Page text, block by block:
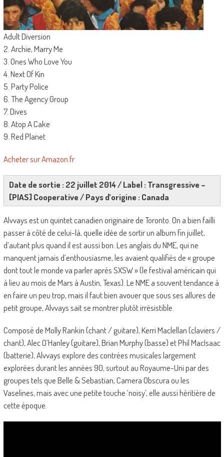
Adult Diversion
2. Archie, Marry Me
3. Ones Who Love You
4. Next Of Kin
5. Party Police
6. The Agency Group
7. Dives
8. Atop A Cake
9. Red Planet
Acheter sur Amazon.fr
Date de sortie : 22 juillet 2014 / Label : Transgressive –
[PIAS] Cooperative / Pays d’origine : Canada
Alvvays est un quintet canadien originaire de Toronto. On a bien failli
passer à côté de celui-là, quelle idée de sortir un album fin juillet,
d’autant plus quand il est aussi bon. Les anglais du NME, qui ne
manquent jamais d’enthousiasme, les avaient qualifiés de « groupe
dont tout le monde va parler après SXSW » (le festival américain qui
à lieu au mois de Mars à Austin, Texas). Le NME a souvent tendance à
en faire un peu trop, mais il faut bien avouer que sous ses allures de
petit groupe, Alvvays sait se montrer plutôt irrésistible.
Composé de Molly Rankin (chant / guitare), Kerri Maclellan (claviers /
chant), Alec O’Hanley (guitare), Brian Murphy (basse) et Phil MacIsaac
(batterie), Alvvays explore des contrées musicales largement
explorées durant les années 90, surtout au Royaume-Uni par des
groupes tels que Belle & Sebastian, Camera Obscura ou les
Vaselines, mais avec une petite touche ‘noisy’, elle aussi héritière de
cette époque.